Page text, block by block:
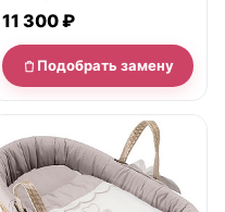
11 300 ₽
Подобрать замену
нет в продаже